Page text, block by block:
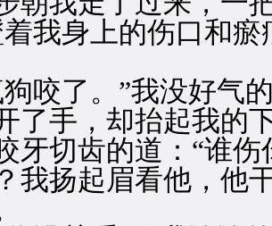
我身上的伤口和
了。”我没好气的
手，却抬起我的下
牙切齿的道：“谁伤
扬起眉看他，他干